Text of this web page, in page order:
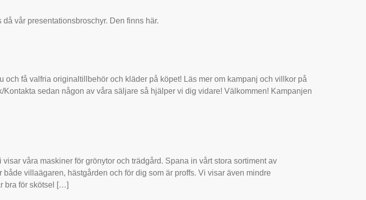
vår presentationsbroschyr. Den finns här.
få valfria originaltillbehör och kläder på köpet! Läs mer om kampanj och villkor på
sedan någon av våra säljare så hjälper vi dig vidare! Välkommen! Kampanjen
våra maskiner för grönytor och trädgård. Spana in vårt stora sortiment av
villaägaren, hästgården och för dig som är proffs. Vi visar även mindre
bra för skötsel […]